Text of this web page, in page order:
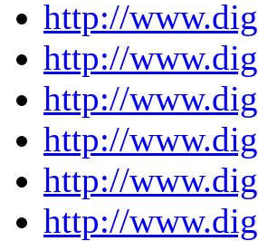
http://
http://
http://
http://
http://
http://